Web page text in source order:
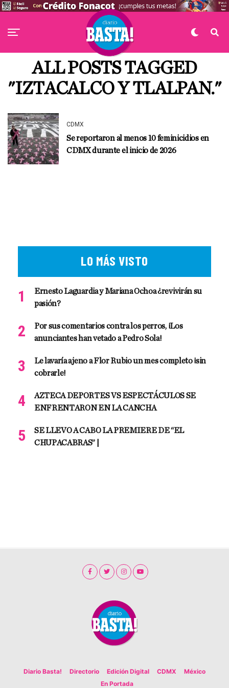
ALL POSTS TAGGED
"IZTACALCO Y TLALPAN."
CDMX
Se reportaron al menos 10 feminicidios en
CDMX durante el inicio de 2026
LO MÁS VISTO
Ernesto Laguardia y Mariana Ochoa ¿revivirán su
pasión?
Por sus comentarios contra los perros, ¡Los
anunciantes han vetado a Pedro Sola!
Le lavaría ajeno a Flor Rubio un mes completo ¡sin
cobrarle!
AZTECA DEPORTES VS ESPECTÁCULOS SE
ENFRENTARON EN LA CANCHA
SE LLEVO A CABO LA PREMIERE DE “EL
CHUPACABRAS” |
Diario Basta! Directorio Edición Digital CDMX
México
En Portada